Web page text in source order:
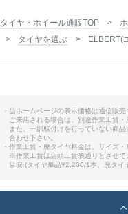
タイヤ・ホイール通販TOP
タイヤを選ぶ
ELBERT(
・当ホームページの表示価格は通信販
ご来店される場合は、別途作業工賃
また、一部取付けを行っていない商
合わせ下さい。
・作業工賃・廃タイヤ料金は、サイズ・
※作業工賃は店頭工賃表通りとさせて
目安:(タイヤ単品¥2,200/1本、廃タイ